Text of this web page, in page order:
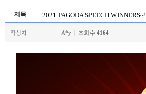
제목 2021 PAGODA SPEECH WINNERS~!
작성자 A*y | 조회수 4164